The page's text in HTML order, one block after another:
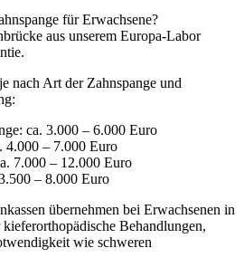
aus unserem Europa-Labor
nach Art der Zahnspange und
ca. 3.000 – 6.000 Euro
4.000 – 7.000 Euro
7.000 – 12.000 Euro
– 8.000 Euro
übernehmen bei Erwachsenen in
Behandlungen,
wie schweren